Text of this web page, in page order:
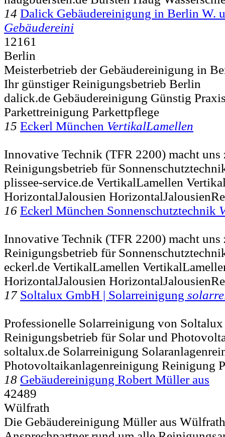
14 Dalick Gebäudereinigung in Berlin W.
Gebäudereini
12161
Berlin
Meisterbetrieb der Gebäudereinigung in
Ihr günstiger Reinigungsbetrieb Berlin
dalick.de Gebäudereinigung Günstig
Parkettreinigung Parkettpflege
15 Eckerl München VertikalLamellen
Innovative Technik (TFR 2200) macht uns
Reinigungsbetrieb für
plissee-service.de VertikalLamellen
HorizontalJalousien
16 Eckerl München Sonnenschutztechnik
Innovative Technik (TFR 2200) macht uns
Reinigungsbetrieb für
eckerl.de VertikalLamellen
HorizontalJalousien
17 Soltalux GmbH | Solarreinigung
Professionelle Solarreinigung von
Reinigungsbetrieb für Solar und
soltalux.de Solarreinigung
Photovoltaikanlagenreinigung Reinigung
18 Gebäudereinigung Robert Müller aus
42489
Wülfrath
Die Gebäudereinigung Müller aus